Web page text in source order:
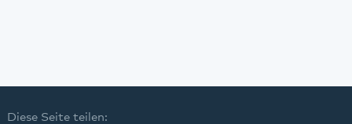
Diese Seite teilen: